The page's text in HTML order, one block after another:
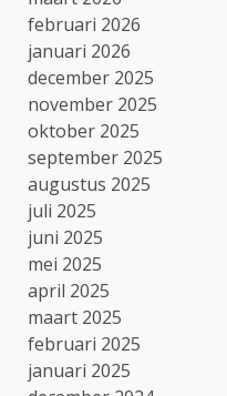
februari 2026
januari 2026
december 2025
november 2025
oktober 2025
september 2025
augustus 2025
juli 2025
juni 2025
mei 2025
april 2025
maart 2025
februari 2025
januari 2025